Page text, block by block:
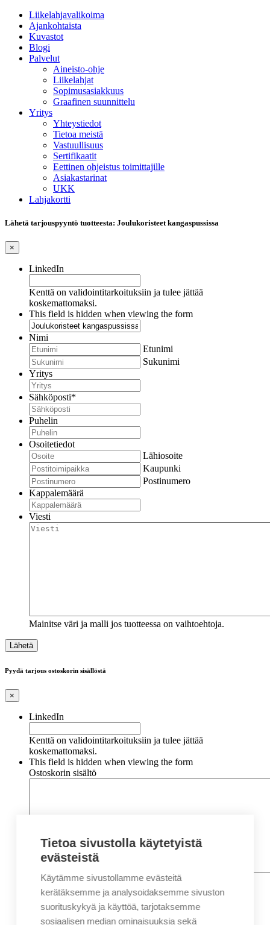
Liikelahjavalikoima
Ajankohtaista
Kuvastot
Blogi
Palvelut
Aineisto-ohje
Liikelahjat
Sopimusasiakkuus
Graafinen suunnittelu
Yritys
Yhteystiedot
Tietoa meistä
Vastuullisuus
Sertifikaatit
Eettinen ohjeistus toimittajille
Asiakastarinat
UKK
Lahjakortti
Lähetä tarjouspyyntö tuotteesta: Joulukoristeet kangaspussissa
×
LinkedIn
Kenttä on validointitarkoituksiin ja tulee jättää
koskemattomaksi.
This field is hidden when viewing the form
Nimi
Etunimi
Sukunimi
Yritys
Sähköposti*
Puhelin
Osoitetiedot
Lähiosoite
Kaupunki
Postinumero
Kappalemäärä
Viesti
Mainitse väri ja malli jos tuotteessa on vaihtoehtoja.
Pyydä tarjous ostoskorin sisällöstä
×
LinkedIn
Kenttä on validointitarkoituksiin ja tulee jättää
koskemattomaksi.
This field is hidden when viewing the form
Ostoskorin sisältö
Nimi*
Etunimi
Sukunimi
Tietoa sivustolla käytetyistä
evästeistä
Käytämme sivustollamme evästeitä
kerätäksemme ja analysoidaksemme sivuston
suorituskykyä ja käyttöä, tarjotaksemme
sosiaalisen median ominaisuuksia sekä